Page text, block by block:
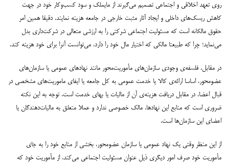
روی تعهد اخلاقی و اجتماعی تصمیم می‌گیرند از مایملک و سود کسب‌وکار خود در جهت
کاهش ریسک‌های داخلی و ایجاد آثار مثبت خارجی در جامعه هزینه نمایند. دقیقا همین امر
حقوق مالکانه است که مسئولیت اجتماعی شرکتی را به ارزشی متعالی در شرکت‌داری بدل
می‌نماید؛ چرا که طبیعتا مالکی که اختیار مال خود را دارد، می‌توانست آنرا برای خود هزینه کند.
در مقابل، فلسفه‌ی وجودی سازمان‌های مأموریت‌محور مانند نهادهای عمومی یا سازمان‌های
عضومحور، اساسا ارائه‌ی کالا یا خدمت عمومی به کل جامعه یا ایفای ماموریت‌های مشخصی در
قبال اعضا، در مقابل دریافت هزینه‌ی آن از مالیات یا بهای خدمت است. توجه به این نکته
ضروری است که منابع این نهادها، مالک خصوصی ندارد و عملا متعلق به مالیات‌دهندگان یا
اعضای این سازمان‌ها است.
از این منظر وقتی یک نهاد عمومی یا سازمان عضومحور، بخشی از منابع خود را به جای
مأموریت خود صرف امور دیگری ذیل عنوان مسئولیت اجتماعی می‌کند، از مأموریت خود که